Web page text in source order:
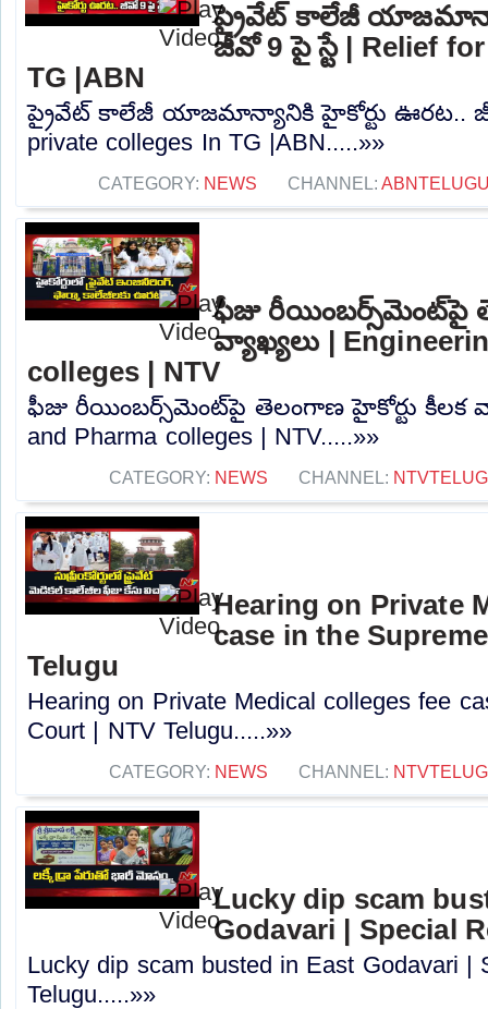
ప్రైవేట్ కాలేజీ
జీవో 9 పై స్టే | Relief
TG |ABN
ప్రైవేట్ కాలేజీ యాజమాన్యానికి హైకోర్టు ఊరట.. జీవో
private colleges In TG |ABN.....»»
CATEGORY: NEWS CHANNEL:
ఫీజు రీయింబర్స్‌మెంట్‌పై
వ్యాఖ్యలు |
colleges | NTV
ఫీజు రీయింబర్స్‌మెంట్‌పై తెలంగాణ హైకోర్టు కీలక
and Pharma colleges | NTV.....»»
CATEGORY: NEWS CHANNEL:
Hearing on Private
case in the
Telugu
Hearing on Private Medical colleges fee
Court | NTV Telugu.....»»
CATEGORY: NEWS CHANNEL:
Lucky dip scam
Godavari | Special
Lucky dip scam busted in East Godavari |
Telugu.....»»